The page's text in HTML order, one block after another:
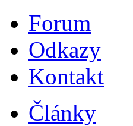
Forum
Odkazy
Kontakt
Články